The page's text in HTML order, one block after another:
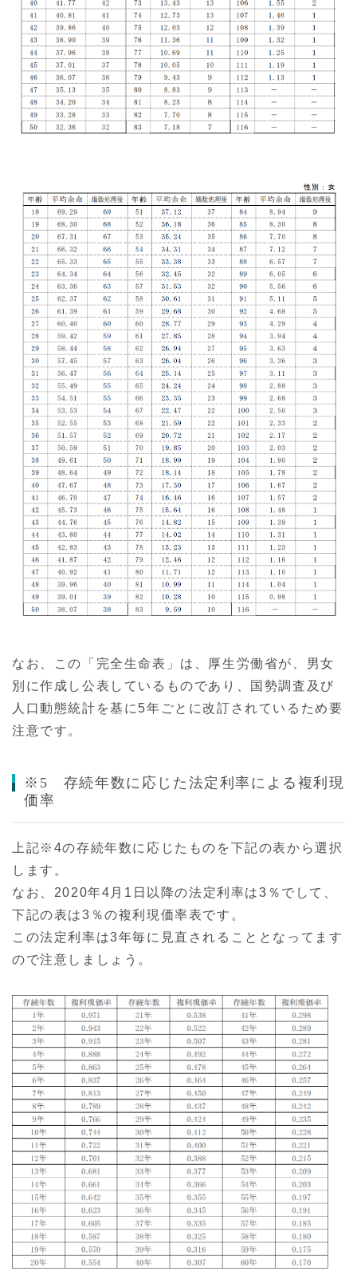
なお、この「完全生命表」は、厚生労働省が、男女
別に作成し公表しているものであり、国勢調査及び
人口動態統計を基に5年ごとに改訂されているため要
注意です。
※5 存続年数に応じた法定利率による複利現
価率
上記※4の存続年数に応じたものを下記の表から選択
します。
なお、2020年4月1日以降の法定利率は3％でして、
下記の表は3％の複利現価率表です。
この法定利率は3年毎に見直されることとなってます
ので注意しましょう。